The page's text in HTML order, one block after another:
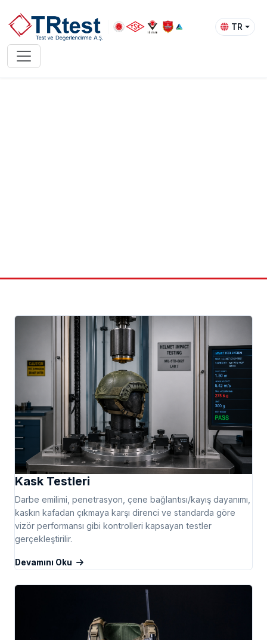
TR
Kask Testleri
Darbe emilimi, penetrasyon, çene bağlantısı/kayış dayanımı,
kaskın kafadan çıkmaya karşı direnci ve standarda göre
vizör performansı gibi kontrolleri kapsayan testler
gerçekleştirilir.
Devamını Oku